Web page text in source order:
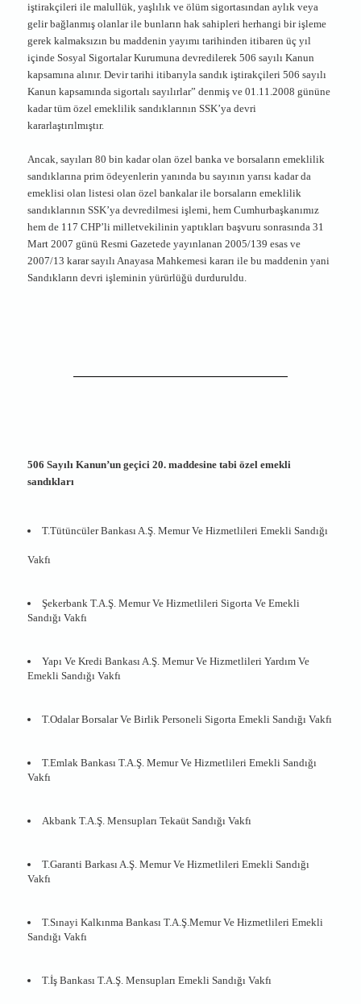
iştirakçileri ile malullük, yaşlılık ve ölüm sigortasından aylık veya
gelir bağlanmış olanlar ile bunların hak sahipleri herhangi bir işleme
gerek kalmaksızın bu maddenin yayımı tarihinden itibaren üç yıl
içinde Sosyal Sigortalar Kurumuna devredilerek 506 sayılı Kanun
kapsamına alınır. Devir tarihi itibarıyla sandık iştirakçileri 506 sayılı
Kanun kapsamında sigortalı sayılırlar” denmiş ve 01.11.2008 gününe
kadar tüm özel emeklilik sandıklarının SSK’ya devri
kararlaştırılmıştır.
Ancak, sayıları 80 bin kadar olan özel banka ve borsaların emeklilik
sandıklarına prim ödeyenlerin yanında bu sayının yarısı kadar da
emeklisi olan listesi olan özel bankalar ile borsaların emeklilik
sandıklarının SSK’ya devredilmesi işlemi, hem Cumhurbaşkanımız
hem de 117 CHP’li milletvekilinin yaptıkları başvuru sonrasında 31
Mart 2007 günü Resmi Gazetede yayınlanan 2005/139 esas ve
2007/13 karar sayılı Anayasa Mahkemesi kararı ile bu maddenin yani
Sandıkların devri işleminin yürürlüğü durduruldu.
506 Sayılı Kanun’un geçici 20. maddesine tabi özel emekli
sandıkları
T.Tütüncüler Bankası A.Ş. Memur Ve Hizmetlileri Emekli Sandığı
Vakfı
Şekerbank T.A.Ş. Memur Ve Hizmetlileri Sigorta Ve Emekli
Sandığı Vakfı
Yapı Ve Kredi Bankası A.Ş. Memur Ve Hizmetlileri Yardım Ve
Emekli Sandığı Vakfı
T.Odalar Borsalar Ve Birlik Personeli Sigorta Emekli Sandığı Vakfı
T.Emlak Bankası T.A.Ş. Memur Ve Hizmetlileri Emekli Sandığı
Vakfı
Akbank T.A.Ş. Mensupları Tekaüt Sandığı Vakfı
T.Garanti Barkası A.Ş. Memur Ve Hizmetlileri Emekli Sandığı
Vakfı
T.Sınayi Kalkınma Bankası T.A.Ş.Memur Ve Hizmetlileri Emekli
Sandığı Vakfı
T.İş Bankası T.A.Ş. Mensupları Emekli Sandığı Vakfı